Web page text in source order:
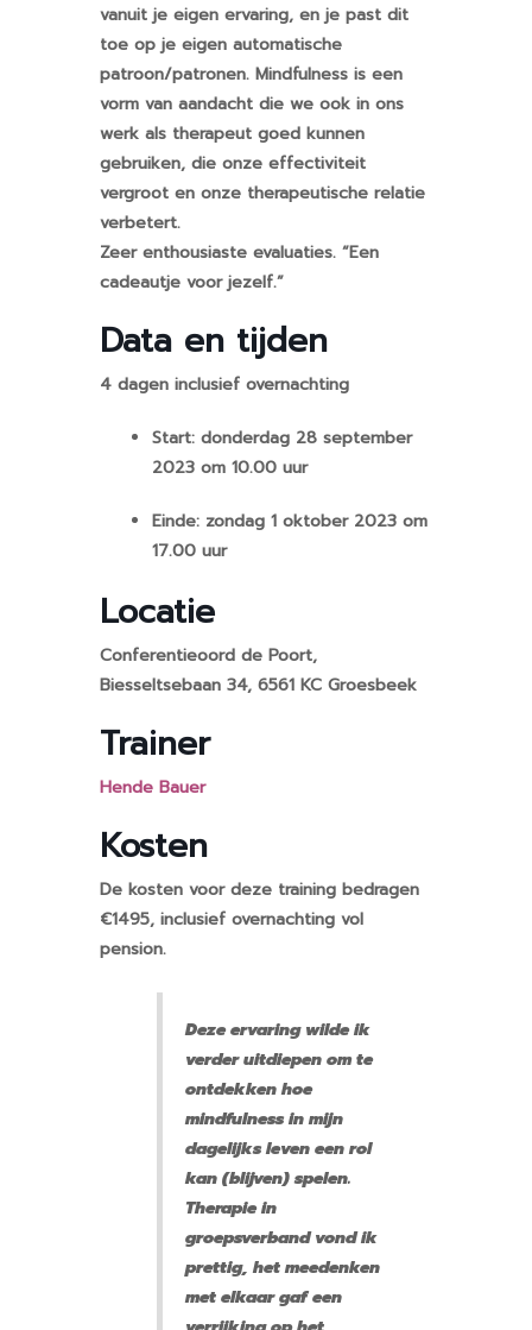
vanuit je eigen ervaring, en je past dit
toe op je eigen automatische
patroon/patronen. Mindfulness is een
vorm van aandacht die we ook in ons
werk als therapeut goed kunnen
gebruiken, die onze effectiviteit
vergroot en onze therapeutische relatie
verbetert.
Zeer enthousiaste evaluaties. “Een
cadeautje voor jezelf.”
Data en tijden
4 dagen inclusief overnachting
Start: donderdag 28 september
2023 om 10.00 uur
Einde: zondag 1 oktober 2023 om
17.00 uur
Locatie
Conferentieoord de Poort,
Biesseltsebaan 34, 6561 KC Groesbeek
Trainer
Hende Bauer
Kosten
De kosten voor deze training bedragen
€1495, inclusief overnachting vol
pension.
Deze ervaring wilde ik
verder uitdiepen om te
ontdekken hoe
mindfulness in mijn
dagelijks leven een rol
kan (blijven) spelen.
Therapie in
groepsverband vond ik
prettig, het meedenken
met elkaar gaf een